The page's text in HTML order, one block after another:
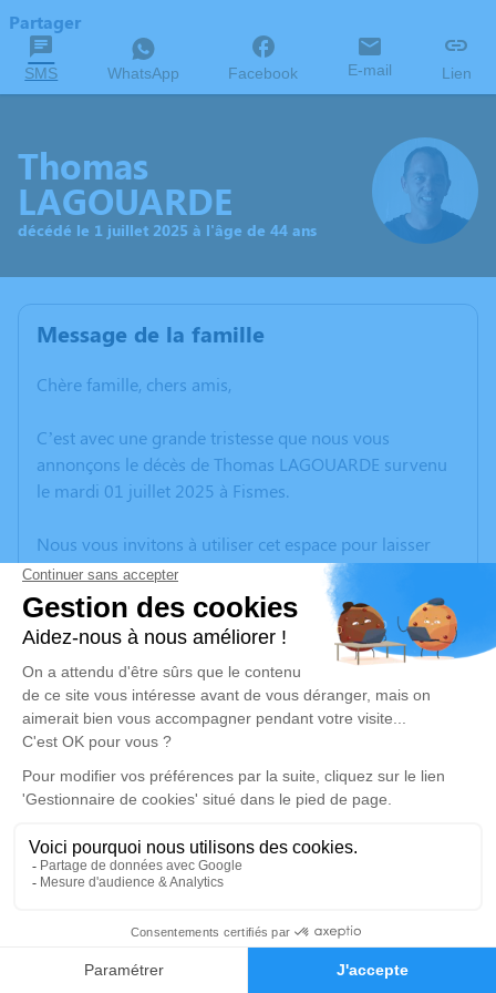
Faire-part Hommages
Partager
SMS WhatsApp Facebook E-mail Lien
Thomas
LAGOUARDE
décédé le 1 juillet 2025 à l'âge de 44 ans
Message de la famille
Chère famille, chers amis,
C’est avec une grande tristesse que nous vous
annonçons le décès de Thomas LAGOUARDE survenu
le mardi 01 juillet 2025 à Fismes.
Nous vous invitons à utiliser cet espace pour laisser
vos condoléances, partager des photos souvenirs, une
anecdote ou exprimer vos pensées à travers des
poèmes ou des textes. Cet endroit est un lieu
d'expression dédié à honorer la mémoire de Thomas
LAGOUARDE.
Un service de plantation d’arbre hommage est
disponible ici.
Je rends hommage
Cérémonie civile
Je rends hommage